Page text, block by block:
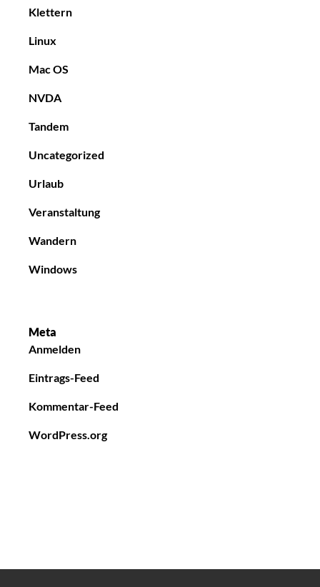
Klettern
Linux
Mac OS
NVDA
Tandem
Uncategorized
Urlaub
Veranstaltung
Wandern
Windows
Meta
Anmelden
Eintrags-Feed
Kommentar-Feed
WordPress.org